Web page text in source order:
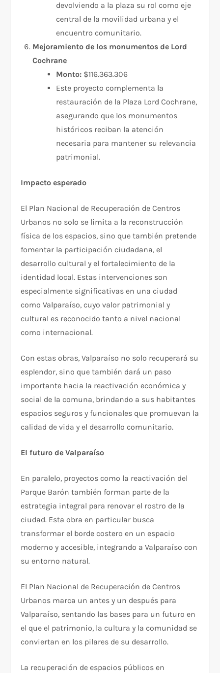
devolviendo a la plaza su rol como eje
central de la movilidad urbana y el
encuentro comunitario.
Mejoramiento de los monumentos de Lord
Cochrane
Monto: $116.363.306
Este proyecto complementa la
restauración de la Plaza Lord Cochrane,
asegurando que los monumentos
históricos reciban la atención
necesaria para mantener su relevancia
patrimonial.
Impacto esperado
El Plan Nacional de Recuperación de Centros
Urbanos no solo se limita a la reconstrucción
física de los espacios, sino que también pretende
fomentar la participación ciudadana, el
desarrollo cultural y el fortalecimiento de la
identidad local. Estas intervenciones son
especialmente significativas en una ciudad
como Valparaíso, cuyo valor patrimonial y
cultural es reconocido tanto a nivel nacional
como internacional.
Con estas obras, Valparaíso no solo recuperará su
esplendor, sino que también dará un paso
importante hacia la reactivación económica y
social de la comuna, brindando a sus habitantes
espacios seguros y funcionales que promuevan la
calidad de vida y el desarrollo comunitario.
El futuro de Valparaíso
En paralelo, proyectos como la reactivación del
Parque Barón también forman parte de la
estrategia integral para renovar el rostro de la
ciudad. Esta obra en particular busca
transformar el borde costero en un espacio
moderno y accesible, integrando a Valparaíso con
su entorno natural.
El Plan Nacional de Recuperación de Centros
Urbanos marca un antes y un después para
Valparaíso, sentando las bases para un futuro en
el que el patrimonio, la cultura y la comunidad se
conviertan en los pilares de su desarrollo.
La recuperación de espacios públicos en